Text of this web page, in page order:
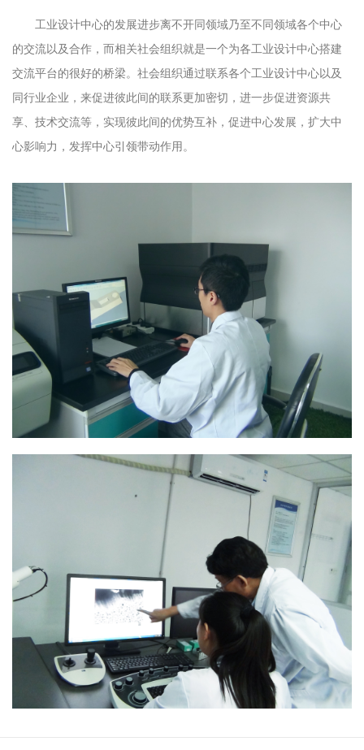
工业设计中心的发展进步离不开同领域乃至不同领域各个中心
的交流以及合作，而相关社会组织就是一个为各工业设计中心搭建
交流平台的很好的桥梁。社会组织通过联系各个工业设计中心以及
同行业企业，来促进彼此间的联系更加密切，进一步促进资源共
享、技术交流等，实现彼此间的优势互补，促进中心发展，扩大中
心影响力，发挥中心引领带动作用。